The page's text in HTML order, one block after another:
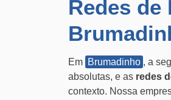
Redes de
Em Brumadinho , a
absolutas, e as redes
contexto. Nossa